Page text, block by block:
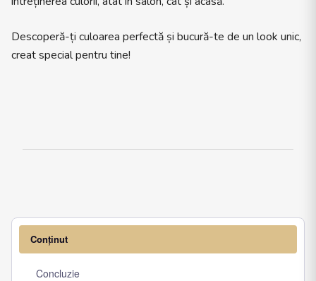
Descoperă-ți culoarea perfectă și bucură-te de un look unic,
creat special pentru tine!
Conținut
Concluzie